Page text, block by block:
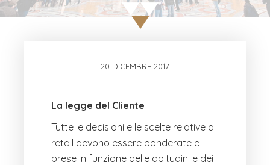
20 DICEMBRE 2017
La legge del Cliente
Tutte le decisioni e le scelte relative al
retail devono essere ponderate e
prese in funzione delle abitudini e dei